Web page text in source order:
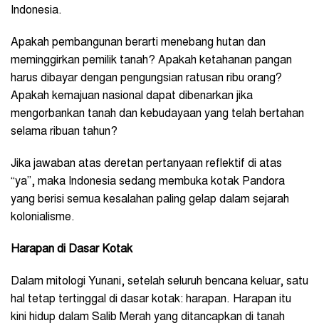
Indonesia.
Apakah pembangunan berarti menebang hutan dan
meminggirkan pemilik tanah? Apakah ketahanan pangan
harus dibayar dengan pengungsian ratusan ribu orang?
Apakah kemajuan nasional dapat dibenarkan jika
mengorbankan tanah dan kebudayaan yang telah bertahan
selama ribuan tahun?
Jika jawaban atas deretan pertanyaan reflektif di atas
“ya”, maka Indonesia sedang membuka kotak Pandora
yang berisi semua kesalahan paling gelap dalam sejarah
kolonialisme.
Harapan di Dasar Kotak
Dalam mitologi Yunani, setelah seluruh bencana keluar, satu
hal tetap tertinggal di dasar kotak: harapan. Harapan itu
kini hidup dalam Salib Merah yang ditancapkan di tanah